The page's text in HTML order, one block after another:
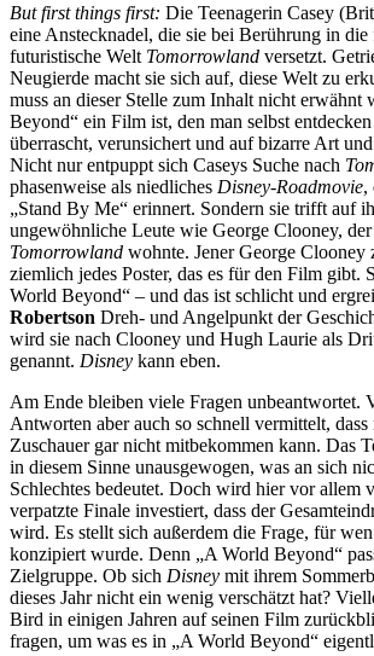
But first things first: Die Teenagerin Casey
eine Anstecknadel, die sie bei Berührung in die
futuristische Welt Tomorrowland versetzt.
Neugierde macht sie sich auf, diese Welt zu
muss an dieser Stelle zum Inhalt nicht erwähnt
Beyond“ ein Film ist, den man selbst
überrascht, verunsichert und auf bizarre Art
Nicht nur entpuppt sich Caseys Suche nach
phasenweise als niedliches Disney-Roadmovie,
„Stand By Me“ erinnert. Sondern sie trifft auf
ungewöhnliche Leute wie George Clooney,
Tomorrowland wohnte. Jener George Clooney
ziemlich jedes Poster, das es für den Film gibt.
World Beyond“ – und das ist schlicht und
Robertson Dreh- und Angelpunkt der
wird sie nach Clooney und Hugh Laurie als
genannt. Disney kann eben.
Am Ende bleiben viele Fragen unbeantwortet.
Antworten aber auch so schnell vermittelt, dass
Zuschauer gar nicht mitbekommen kann. Das
in diesem Sinne unausgewogen, was an sich
Schlechtes bedeutet. Doch wird hier vor allem
verpatzte Finale investiert, dass der
wird. Es stellt sich außerdem die Frage, für
konzipiert wurde. Denn „A World Beyond“
Zielgruppe. Ob sich Disney mit ihrem
dieses Jahr nicht ein wenig verschätzt hat?
Bird in einigen Jahren auf seinen Film
fragen, um was es in „A World Beyond“